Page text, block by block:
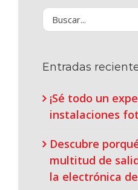
Buscar:
Entradas
¡Sé todo un
instalaciones
Descubre
multitud de
la electrónica